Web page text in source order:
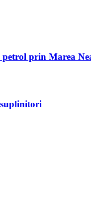
petrol prin Marea
suplinitori